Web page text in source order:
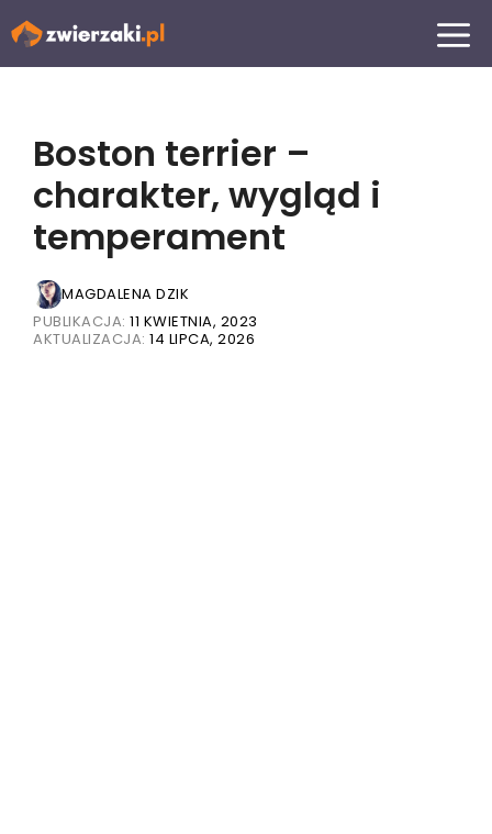
Przejdź
MENU
Boston terrier –
charakter, wygląd i
temperament
MAGDALENA DZIK
PUBLIKACJA: 11 KWIETNIA, 2023
AKTUALIZACJA: 14 LIPCA, 2026